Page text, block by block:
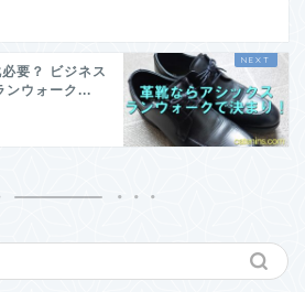
要？ ビジネス
ンウォーク...